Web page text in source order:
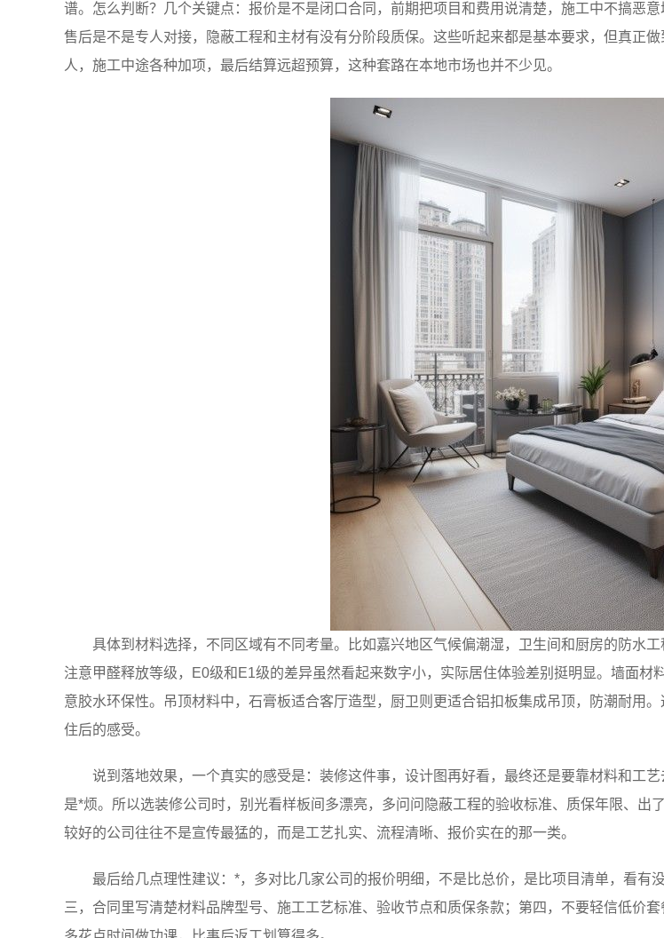
谱。怎么判断？几个关键点：报价是不是闭口合同，前期把项目和费用说清楚，施工中不搞恶
售后是不是专人对接，隐蔽工程和主材有没有分阶段质保。这些听起来都是基本要求，但真正
人，施工中途各种加项，最后结算远超预算，这种套路在本地市场也并不少见。
具体到材料选择，不同区域有不同考量。比如嘉兴地区气候偏潮湿，卫生间和厨房的防水
注意甲醛释放等级，E0级和E1级的差异虽然看起来数字小，实际居住体验差别挺明显。墙面
意胶水环保性。吊顶材料中，石膏板适合客厅造型，厨卫则更适合铝扣板集成吊顶，防潮耐用
住后的感受。
说到落地效果，一个真实的感受是：装修这件事，设计图再好看，最终还是要靠材料和工
是*烦。所以选装修公司时，别光看样板间多漂亮，多问问隐蔽工程的验收标准、质保年限、出
较好的公司往往不是宣传最猛的，而是工艺扎实、流程清晰、报价实在的那一类。
最后给几点理性建议：*，多对比几家公司的报价明细，不是比总价，是比项目清单，看
三，合同里写清楚材料品牌型号、施工工艺标准、验收节点和质保条款；第四，不要轻信低价